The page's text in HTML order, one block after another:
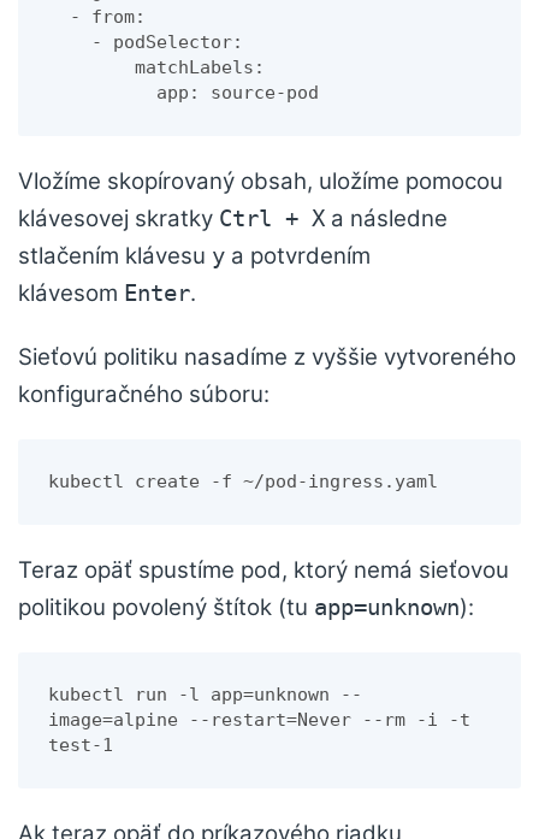
Vložíme skopírovaný obsah, uložíme pomocou
klávesovej skratky Ctrl + X a následne
stlačením klávesu y a potvrdením
klávesom Enter.
Sieťovú politiku nasadíme z vyššie vytvoreného
konfiguračného súboru:
kubectl create -f ~/pod-ingress.yaml
Teraz opäť spustíme pod, ktorý nemá sieťovou
politikou povolený štítok (tu app=unknown):
kubectl run -l app=unknown --
image=alpine --restart=Never --rm -i -t
test-1